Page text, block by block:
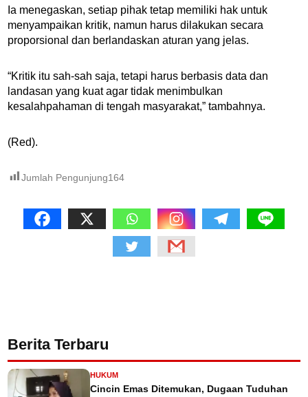
Ia menegaskan, setiap pihak tetap memiliki hak untuk
menyampaikan kritik, namun harus dilakukan secara
proporsional dan berlandaskan aturan yang jelas.
“Kritik itu sah-sah saja, tetapi harus berbasis data dan
landasan yang kuat agar tidak menimbulkan
kesalahpahaman di tengah masyarakat,” tambahnya.
(Red).
Jumlah Pengunjung164
Berita Terbaru
HUKUM
Cincin Emas Ditemukan, Dugaan Tuduhan